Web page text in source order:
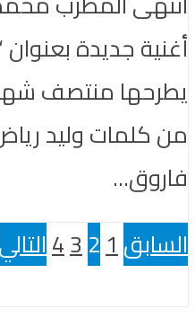
أغنية جديدة بعنوان
يطرحها منتصف
من كلمات وليد
فاروق...
السابق1
2
3
4التالي